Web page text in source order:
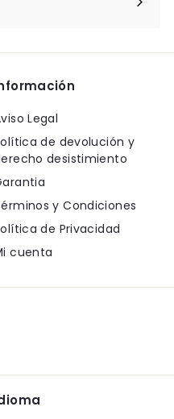
Legal
de devolución y
desistimiento
y Condiciones
de Privacidad
cuenta